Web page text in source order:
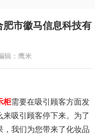
市徽马信息科技有
辑：鹰米
柜需要在吸引顾客方面发
吸引顾客停下来。为了
我们为您带来了化妆品